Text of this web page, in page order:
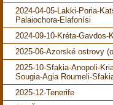
2024-04-05-Lakki-Poria-
Palaiochora-Elafonísi
2024-09-10-Kréta-Gavdos-
2025-06-Azorské ostrovy
2025-10-Sfakia-Anopoli-
Sougia-Agia Roumeli-
2025-12-Tenerife